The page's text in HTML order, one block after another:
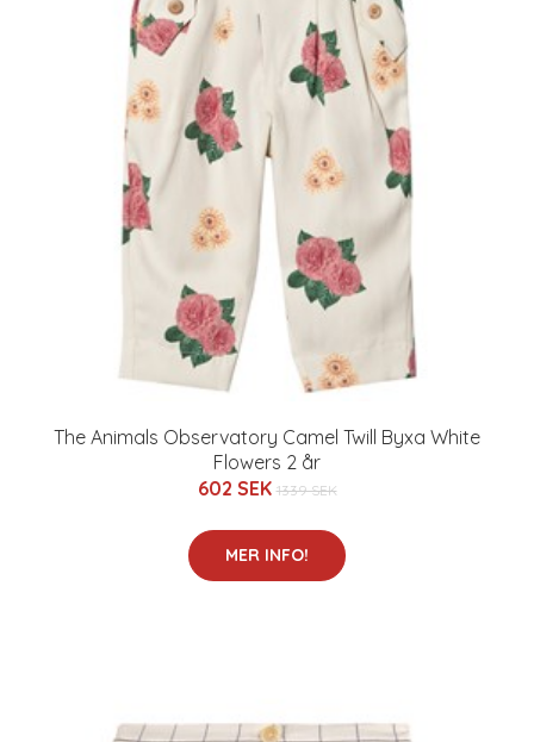
The Animals Observatory Camel Twill Byxa White
Flowers 2 år
602 SEK 1339 SEK
MER INFO!